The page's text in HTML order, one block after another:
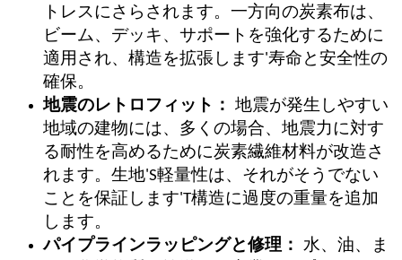
トレスにさらされます。一方向の炭素布は、
ビーム、デッキ、サポートを強化するために
適用され、構造を拡張します'寿命と安全性の
確保。
地震のレトロフィット：
地震が発生しやすい
地域の建物には、多くの場合、地震力に対す
る耐性を高めるために炭素繊維材料が改造さ
れます。生地'S軽量性は、それがそうでない
ことを保証します'T構造に過度の重量を追加
します。
パイプラインラッピングと修理：
水、油、ま